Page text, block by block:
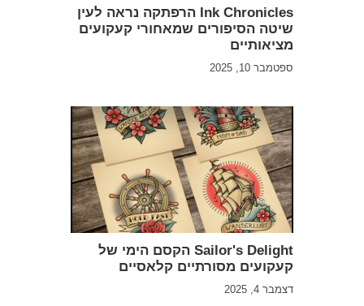
Ink Chronicles הרפתקה נראה לעין
שיטה הסיפורים שמאחורי קעקועים
מציאותיים
ספטמבר 10, 2025
Sailor's Delight הקסם הימי של
קעקועים מסורתיים קלאסיים
דצמבר 4, 2025